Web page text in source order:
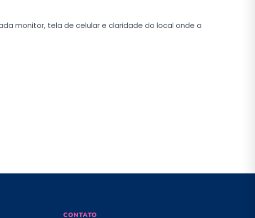
monitor, tela de celular e claridade do local onde a
CONTATO